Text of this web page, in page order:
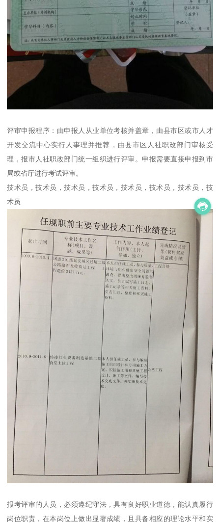
评审申报程序：由申报人从业单位考核并盖章，由县市区或市人才
开发交流中心实行人事理并推荐，由县市区人社职改部门审核受
理，报市人社职改部门统一组织进行评审。申报需要直接申报到市
局或省厅进行考试评审。
技术员，技术员，技术员，技术员，技术员，技术员，技术员，技
术员
报考评审的人员，必须遵纪守法，具有良好职业道德，能认真履行
岗位职责，在本岗位上做出显著成绩，且具备相应的理论水平和实